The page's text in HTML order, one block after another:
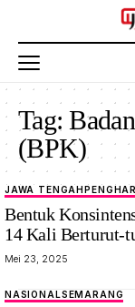
Tag:
(BPK)
JAWA TENGAH
Bentuk
14 Kali Berturut-
Mei 23, 2025
NASIONALSEMARANG